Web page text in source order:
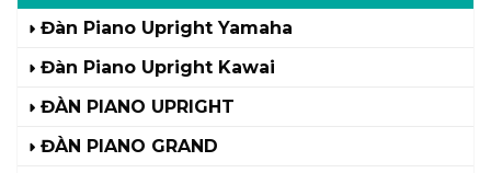
Đàn Piano Upright Yamaha
Đàn Piano Upright Kawai
ĐÀN PIANO UPRIGHT
ĐÀN PIANO GRAND